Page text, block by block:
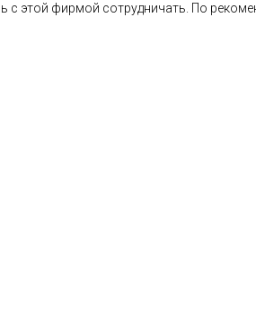
с этой фирмой сотрудничать. По